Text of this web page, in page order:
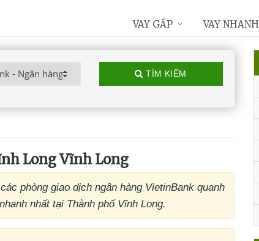
TÌM KIẾM
Long Vĩnh Long
phòng giao dịch ngân hàng VietinBank quanh
nhất tại Thành phố Vĩnh Long.
VAY GẤP VAY NHANH